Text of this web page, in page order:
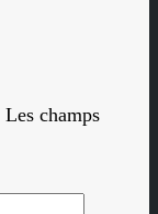
Les champs